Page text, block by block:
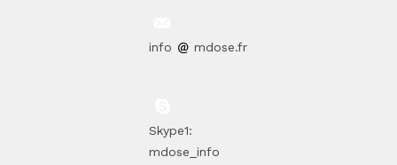
info mdose.fr
Skype1:
mdose_info